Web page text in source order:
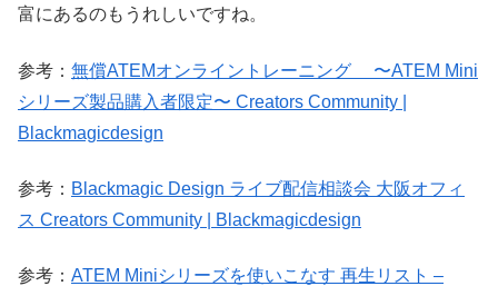
富にあるのもうれしいですね。
参考： 無償ATEMオンライントレーニング 〜ATEM Mini
シリーズ製品購入者限定〜 Creators Community |
Blackmagicdesign
参考： Blackmagic Design ライブ配信相談会 大阪オフィ
ス Creators Community | Blackmagicdesign
参考： ATEM Miniシリーズを使いこなす 再生リスト –